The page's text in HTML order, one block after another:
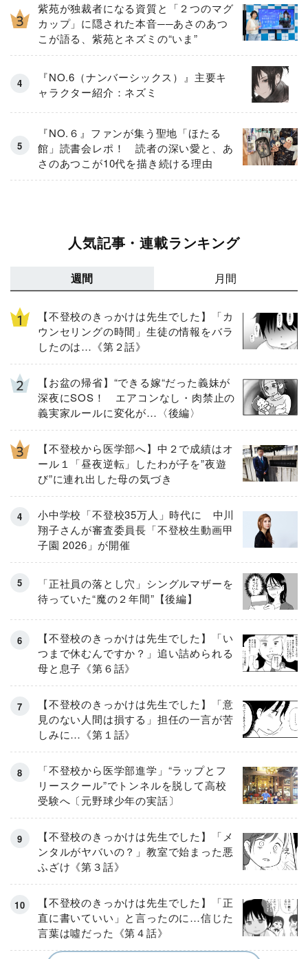
紫苑が独裁者になる資質と「２つのマグ
カップ」に隠された本音──あさのあつ
こが語る、紫苑とネズミの“いま”
『NO.6（ナンバーシックス）』主要キ
ャラクター紹介：ネズミ
『NO.６』ファンが集う聖地「ほたる
館」読書会レポ！ 読者の深い愛と、あ
さのあつこが10代を描き続ける理由
人気記事・連載ランキング
週間 月間
【不登校のきっかけは先生でした】「カ
ウンセリングの時間」生徒の情報をバラ
したのは…《第２話》
【お盆の帰省】“できる嫁“だった義妹が
深夜にSOS！ エアコンなし・肉禁止の
義実家ルールに変化が…〈後編〉
【不登校から医学部へ】中２で成績はオ
ール１「昼夜逆転」したわが子を”夜遊
び”に連れ出した母の気づき
小中学校「不登校35万人」時代に 中川
翔子さんが審査委員長「不登校生動画甲
子園 2026」が開催
「正社員の落とし穴」シングルマザーを
待っていた“魔の２年間”【後編】
【不登校のきっかけは先生でした】「い
つまで休むんですか？」追い詰められる
母と息子《第６話》
【不登校のきっかけは先生でした】「意
見のない人間は損する」担任の一言が苦
しみに…《第１話》
「不登校から医学部進学」“ラップとフ
リースクール”でトンネルを脱して高校
受験へ〔元野球少年の実話〕
【不登校のきっかけは先生でした】「メ
ンタルがヤバいの？」教室で始まった悪
ふざけ《第３話》
【不登校のきっかけは先生でした】「正
直に書いていい」と言ったのに…信じた
言葉は噓だった《第４話》